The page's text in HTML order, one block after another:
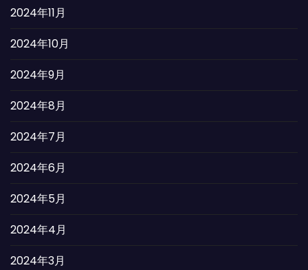
2024年11月
2024年10月
2024年9月
2024年8月
2024年7月
2024年6月
2024年5月
2024年4月
2024年3月